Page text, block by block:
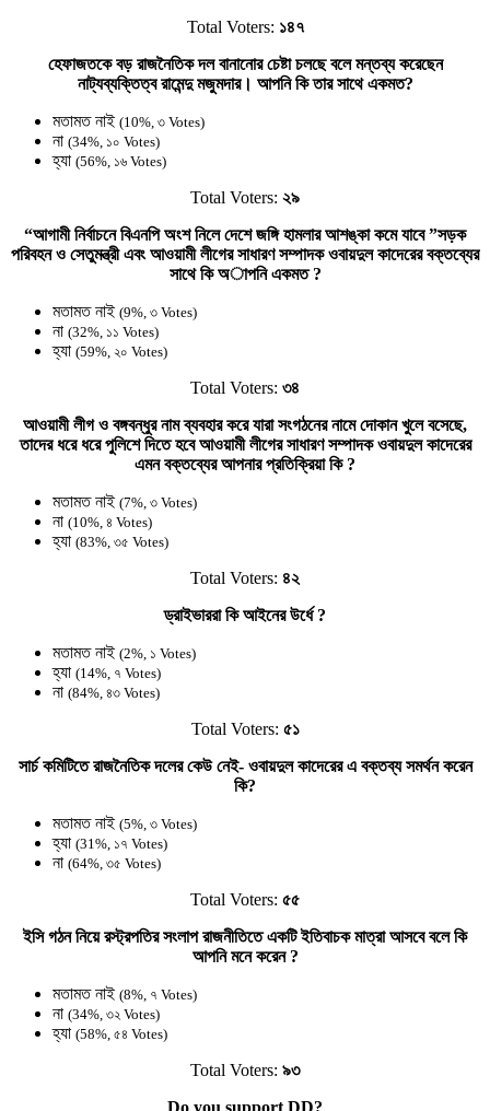
Total Voters: ১৪৭
হেফাজতকে বড় রাজনৈতিক দল বানানোর চেষ্টা চলছে বলে মন্তব্য করেছেন
নাট্যব্যক্তিত্ব রামেন্দু মজুমদার। আপনি কি তার সাথে একমত?
মতামত নাই (10%, ৩ Votes)
না (34%, ১০ Votes)
হ্যা (56%, ১৬ Votes)
Total Voters: ২৯
“আগামী নির্বাচনে বিএনপি অংশ নিলে দেশে জঙ্গি হামলার আশঙ্কা কমে যাবে ”সড়ক
পরিবহন ও সেতুমন্ত্রী এবং আওয়ামী লীগের সাধারণ সম্পাদক ওবায়দুল কাদেরের বক্তব্যের
সাথে কি অাপনি একমত ?
মতামত নাই (9%, ৩ Votes)
না (32%, ১১ Votes)
হ্যা (59%, ২০ Votes)
Total Voters: ৩৪
আওয়ামী লীগ ও বঙ্গবন্ধুর নাম ব্যবহার করে যারা সংগঠনের নামে দোকান খুলে বসেছে,
তাদের ধরে ধরে পুলিশে দিতে হবে আওয়ামী লীগের সাধারণ সম্পাদক ওবায়দুল কাদেরের
এমন বক্তব্যের আপনার প্রতিক্রিয়া কি ?
মতামত নাই (7%, ৩ Votes)
না (10%, ৪ Votes)
হ্যা (83%, ৩৫ Votes)
Total Voters: ৪২
ড্রাইভাররা কি আইনের উর্ধে ?
মতামত নাই (2%, ১ Votes)
হ্যা (14%, ৭ Votes)
না (84%, ৪৩ Votes)
Total Voters: ৫১
সার্চ কমিটিতে রাজনৈতিক দলের কেউ নেই- ওবায়দুল কাদেরের এ বক্তব্য সমর্থন করেন
কি?
মতামত নাই (5%, ৩ Votes)
হ্যা (31%, ১৭ Votes)
না (64%, ৩৫ Votes)
Total Voters: ৫৫
ইসি গঠন নিয়ে রস্ট্রপতির সংলাপ রাজনীতিতে একটি ইতিবাচক মাত্রা আসবে বলে কি
আপনি মনে করেন ?
মতামত নাই (8%, ৭ Votes)
না (34%, ৩২ Votes)
হ্যা (58%, ৫৪ Votes)
Total Voters: ৯৩
Do you support DD?